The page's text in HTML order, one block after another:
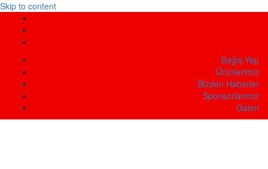
Skip to content
Bağış Yap
Ürünlerimiz
Bizden Haberler
Sponsorlarımız
Galeri